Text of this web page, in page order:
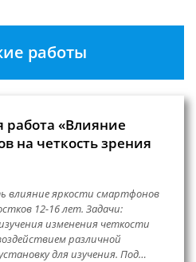
работы
работа «Влияние
на четкость зрения
влияние яркости смартфонов
12-16 лет. Задачи:
изменения четкости
различной
для изучения. Под…